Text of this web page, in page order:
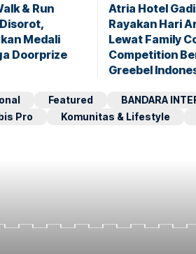
& Run
Medali
Doorprize
Atria Hotel
Rayakan Hari
Lewat Family
Competition
Greebel
Featured
BANDARA
Pro Komunitas & Lifestyle